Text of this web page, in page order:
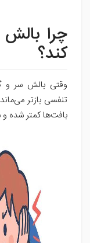
چرا
کند؟
وقتی بالش سر و
تنفسی بازتر
بافت‌ها کمتر شده